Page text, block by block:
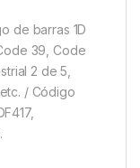
de barras 1D
39, Code
2 de 5,
/ Código